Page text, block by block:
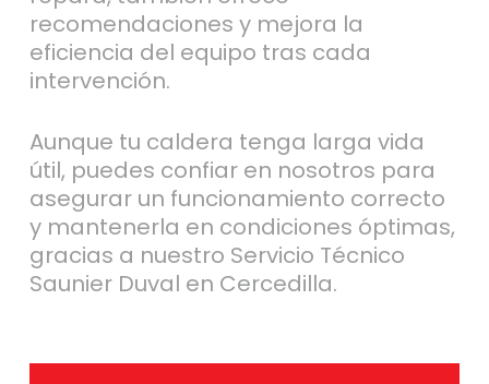
recomendaciones y mejora la
eficiencia del equipo tras cada
intervención.
Aunque tu caldera tenga larga vida
útil, puedes confiar en nosotros para
asegurar un funcionamiento correcto
y mantenerla en condiciones óptimas,
gracias a nuestro Servicio Técnico
Saunier Duval en Cercedilla.